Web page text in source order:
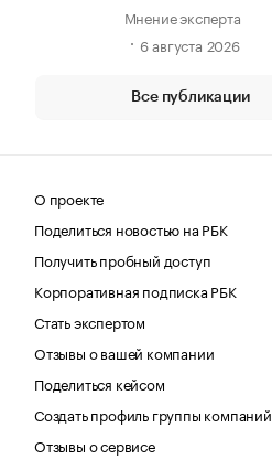
Мнение эксперта
6 августа 2026
Все публикации
О проекте
Поделиться новостью на РБК
Получить пробный доступ
Корпоративная подписка РБК
Стать экспертом
Отзывы о вашей компании
Поделиться кейсом
Создать профиль группы компаний
Отзывы о сервисе